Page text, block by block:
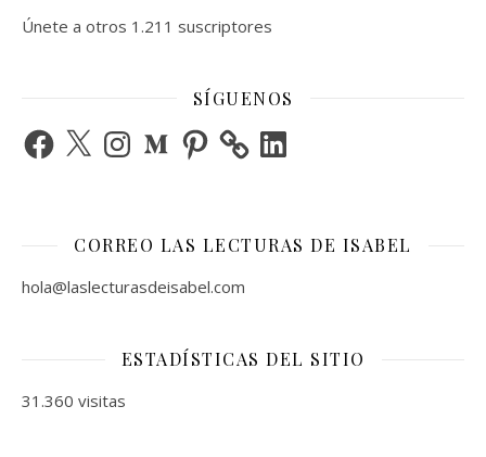
Únete a otros 1.211 suscriptores
SÍGUENOS
Facebook
X InstagramMediumPinterest LinkedIn
CORREO LAS LECTURAS DE ISABEL
hola@laslecturasdeisabel.com
ESTADÍSTICAS DEL SITIO
31.360 visitas